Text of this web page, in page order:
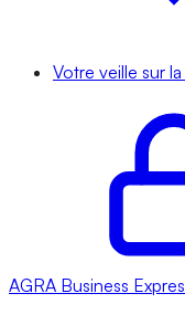
Votre veille sur
AGRA Business